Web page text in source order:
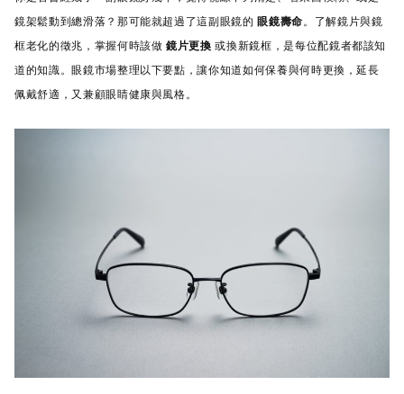
鏡架鬆動到總滑落？那可能就超過了這副眼鏡的 眼鏡壽命 。了解鏡片與鏡
框老化的徵兆，掌握何時該做鏡片更換 或換新鏡框，是每位配鏡者都該知
道的知識。眼鏡市場整理以下要點，讓你知道如何保養與何時更換，延長
佩戴舒適，又兼顧眼睛健康與風格。